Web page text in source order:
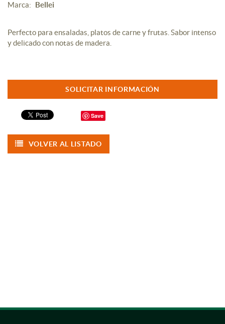
Marca: Bellei
Perfecto para ensaladas, platos de carne y frutas. Sabor intenso
y delicado con notas de madera.
SOLICITAR INFORMACIÓN
Save
VOLVER AL LISTADO